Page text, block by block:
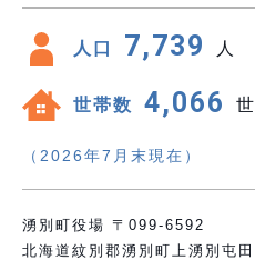
人口 7,739 人
世帯数 4,066
（2026年7月末現在）
湧別町役場 〒099-6592
北海道紋別郡湧別町上湧別屯